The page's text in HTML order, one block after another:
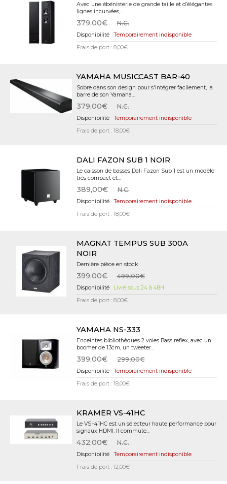
Avec une ébénisterie de grande taille et d’élégantes
lignes incurvées,...
379,00€ N.C.
Temporairement indisponible
Frais de port : 8,00€
YAMAHA MUSICCAST BAR-40
Sobre dans son design pour s'intégrer facilement, la
barre de son Yamaha...
379,00€ N.C.
Temporairement indisponible
Frais de port : 18,00€
DALI FAZON SUB 1 NOIR
Le caisson de basses Dali Fazon Sub 1 est un modèle
très compact et...
389,00€ N.C.
Temporairement indisponible
Frais de port : 18,00€
MAGNAT TEMPUS SUB 300A
NOIR
Dernière pièce en stock
399,00€ 499,00€
Livré sous 24 à 48H
Frais de port : 8,00€
YAMAHA NS-333
Enceintes bibliothèques 2 voies Bass reflex, avec un
boomer de 13cm, un tweeter...
399,00€ 299,00€
Temporairement indisponible
Frais de port : 18,00€
KRAMER VS-41HC
Le VS−41HC est un sélecteur haute performance pour
signaux HDMI. Il commute...
432,00€ N.C.
Temporairement indisponible
Frais de port : 12,00€